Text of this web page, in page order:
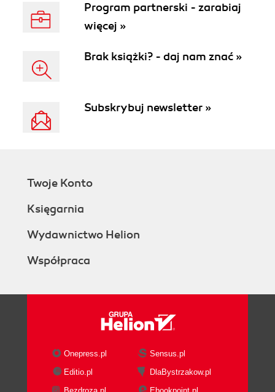
Program partnerski - zarabiaj
więcej »
Brak książki? - daj nam znać »
Subskrybuj newsletter »
Twoje Konto
Księgarnia
Wydawnictwo Helion
Współpraca
Onepress.pl
Sensus.pl
Editio.pl
DlaBystrzakow.pl